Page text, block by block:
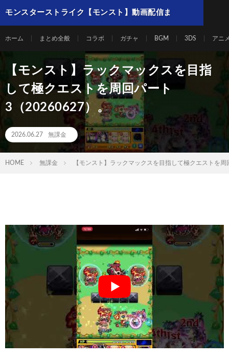
モンスターストライク【モンスト】動画配信ま
ホーム まとめ全般 コラボ ガチャ BGM 3DS アニ
【モンスト】ラックマックスを目指
して極クエストを周回パート
3（20260627）。
2026.06.27 無課金
HOME 無課金 【モンスト】ラックマックスを目指して極クエストを